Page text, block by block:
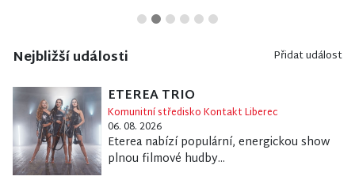
Nejbližší události Přidat událost
ETEREA TRIO
Komunitní středisko Kontakt Liberec
06. 08. 2026
Eterea nabízí populární, energickou show
plnou filmové hudby...